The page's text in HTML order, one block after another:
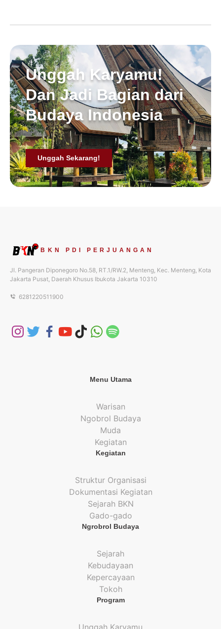
Unggah Karyamu!
Dan Jadi Bagian dari
Budaya Indonesia
Unggah Sekarang!
BKN PDI PERJUANGAN
Jl. Pangeran Diponegoro No.58, RT.1/RW.2, Menteng, Kec. Menteng, Kota
Jakarta Pusat, Daerah Khusus Ibukota Jakarta 10310
6281220511900
Menu Utama
Warisan
Ngobrol Budaya
Muda
Kegiatan
Kegiatan
Struktur Organisasi
Dokumentasi Kegiatan
Sejarah BKN
Gado-gado
Ngrobrol Budaya
Sejarah
Kebudayaan
Kepercayaan
Tokoh
Program
Unggah Karyamu